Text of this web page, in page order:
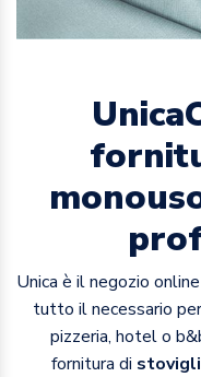
Unica è il negozio
tutto il necessario
pizzeria, hotel o
fornitura di